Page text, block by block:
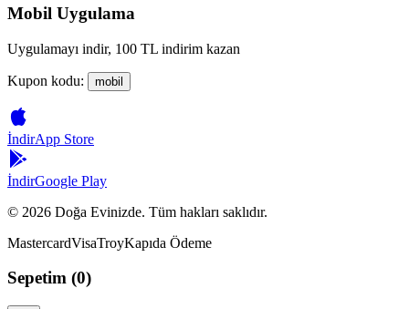
Mobil Uygulama
Uygulamayı indir, 100 TL indirim kazan
Kupon kodu: mobil
İndirApp Store
İndirGoogle Play
© 2026 Doğa Evinizde. Tüm hakları saklıdır.
MastercardVisaTroyKapıda Ödeme
Sepetim (0)